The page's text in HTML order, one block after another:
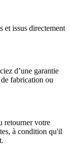
et issus directement
d’une garantie
fabrication ou
retourner votre
à condition qu'il